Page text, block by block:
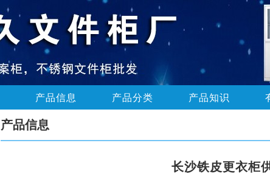
产品信息 产品分类 产品知识
产品信息
长沙铁皮更衣柜